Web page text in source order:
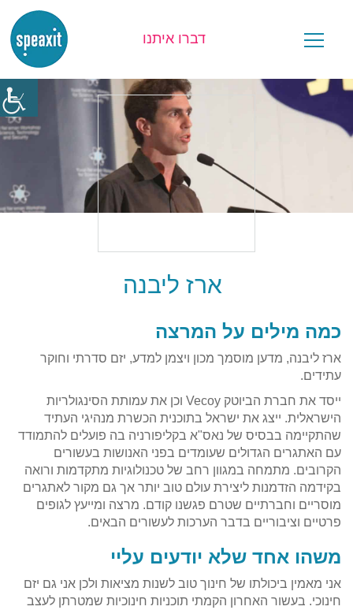
דברו איתנו
יש לכם שאלה?
ארז ליבנה
כמה מילים על המרצה
ארז ליבנה, מדען מוסמך מכון ויצמן למדע, יזם סדרתי וחוקר
עתידים.
ייסד את חברת הביוטק Vecoy וכן את עמותת הסינגולריות
הישראלית. ייצג את ישראל בתוכנית הכשרת מנהיגי העתיד
שהתקיימה בבסיס של נאס"א בקליפורניה בה פועלים להתמודד
עם האתגרים הגדולים שעומדים בפני האנושות בעשורים
הקרובים. מתמחה במגוון רחב של טכנולוגיות מתקדמות ורואה
בקידמה הזדמנות ליצירת עולם טוב יותר אך גם מקור לאתגרים
מוסריים וחברתיים שטרם פגשנו קודם. מרצה ומייעץ לגופים
פרטיים וציבוריים בדבר הערכות לעשורים הבאים.
משהו אחד שלא יודעים עליי
אני מאמין ביכולתו של חינוך טוב לשנות מציאות ולכן אני גם יזם
חינוכי. בעשור האחרון הקמתי תוכניות חינוכיות שמטרתן לעצב